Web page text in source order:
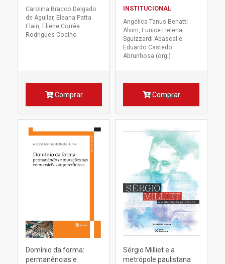
Carolina Bracco Delgado
de Aguilar, Eleana Patta
Flain, Eliene Corrêa
Rodrigues Coelho
Comprar
INSTITUCIONAL
Angélica Tanus Benatti
Alvim, Eunice Helena
Sguizzardi Abascal e
Eduardo Castedo
Abrunhosa (org.)
Comprar
Domínio da forma:
permanências e
Sérgio Milliet e a
metrópole paulistana